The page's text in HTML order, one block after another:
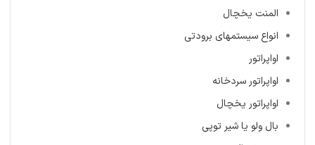
المنت یخچال
انواع سیستمهای برودتی
اواپراتور
اواپراتور سردخانه
اواپراتور یخچال
بال ولو یا شیر توپی